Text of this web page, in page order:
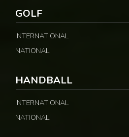
GOLF
INTERNATIONAL
NATIONAL
HANDBALL
INTERNATIONAL
NATIONAL